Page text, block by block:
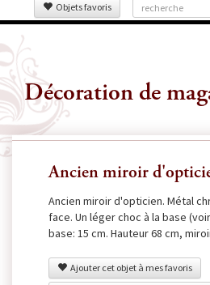
Objets favoris
Décoration de
Ancien miroir
Ancien miroir d'opticien. Métal
face. Un léger choc à la base
base: 15 cm. Hauteur 68 cm,
Ajouter cet objet à mes favoris